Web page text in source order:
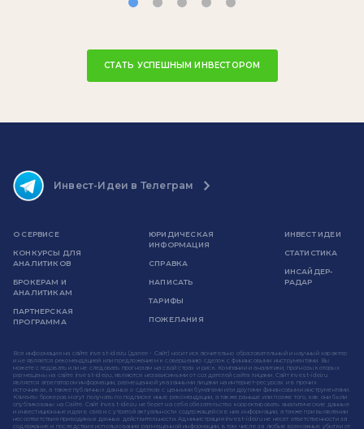
СТАТЬ УСПЕШНЫМ ИНВЕСТОРОМ
Инвест-Идеи в Телеграм
О СЕРВИСЕ
КОНКУРСЫ ДЛЯ
АНАЛИТИКОВ
БРОКЕРАМ И
АНАЛИТИКАМ
ПАРТНЕРСКАЯ
ПРОГРАММА
ЮРИДИЧЕСКАЯ
ИНФОРМАЦИЯ
СПРАВКА
НАПИСАТЬ
ТАРИФЫ
ПОЖЕЛАНИЯ
ИНВЕСТ ИДЕИ
СТАТИСТИКА
ИНСАЙДЕР-
РАДАР
Вся информация на сайте invest-idei.ru (далее - Сайт) носит исключительно образовательный и научный характер
и не является рекомендацией или предложением к совершению сделок с финансовыми инструментами. Вы
можете следовать или не следовать прогнозам на свой страх и риск. Компании и аналитики, прогнозы которых
размещены на сайте invest-idei.ru, являются независимыми от создателей сайта лицами. Сайт invest-idei.ru
является агрегатором информации, размещенной указанными лицами на интернет-ресурсах и в прочих
источниках, а также публичных данных о сделках с ценными бумагами или другими финансовыми инструментами.
Клиенты брокеров могут получать по подписке иные рекомендации, а также раньше или позже того, как они были
опубликованы на Сайте. Сайт invest-idei.ru не берет на себя обязательство корректировать аналитические данные
и инвестиционные идеи в связи с утратой актуальности содержащейся в них информации, а также при выявлении
несоответствия приводимых данных действительности. Администрация invest-idei.ru не несет ответственности за
содержание и последствия использования размещенной информации, в том числе за любые возможные убытки от